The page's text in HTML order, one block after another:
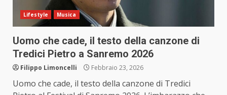
Lifestyle Musica
Uomo che cade, il testo della canzone di
Tredici Pietro a Sanremo 2026
Filippo Limoncelli Febbraio 23, 2026
Uomo che cade, il testo della canzone di Tredici